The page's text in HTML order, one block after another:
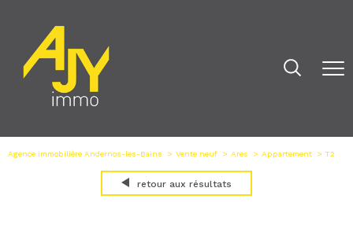
Agence immobilière Andernos-les-Bains Vente neuf Ares Appartement T2
retour aux résultats